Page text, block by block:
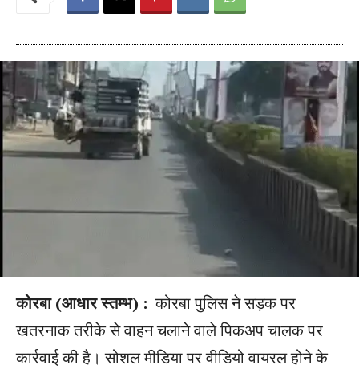
कोरबा (आधार स्तम्भ) : कोरबा पुलिस ने सड़क पर
खतरनाक तरीके से वाहन चलाने वाले पिकअप चालक पर
कार्रवाई की है। सोशल मीडिया पर वीडियो वायरल होने के